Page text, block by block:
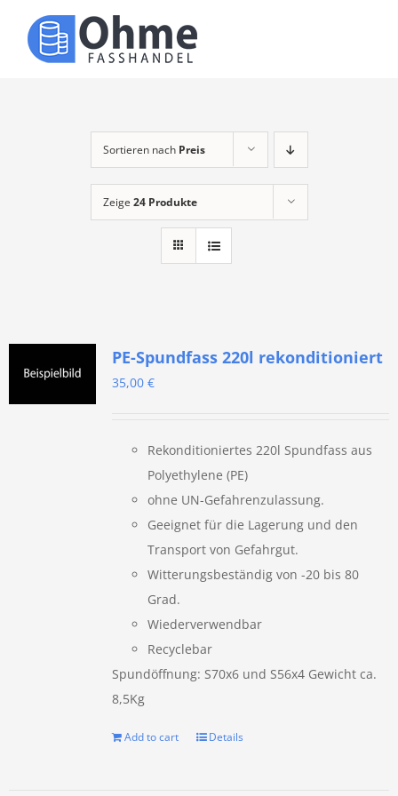
Inhalt
springen
Produkte
Kontakt
Sortieren nach Preis
Zeige 24 Produkte
PE-Spundfass 220l rekonditioniert
35,00 €
Rekonditioniertes 220l Spundfass aus
Polyethylene (PE)
ohne UN-Gefahrenzulassung.
Geeignet für die Lagerung und den
Transport von Gefahrgut.
Witterungsbeständig von -20 bis 80
Grad.
Wiederverwendbar
Recyclebar
Spundöffnung: S70x6 und S56x4 Gewicht ca.
8,5Kg
Add to cart Details